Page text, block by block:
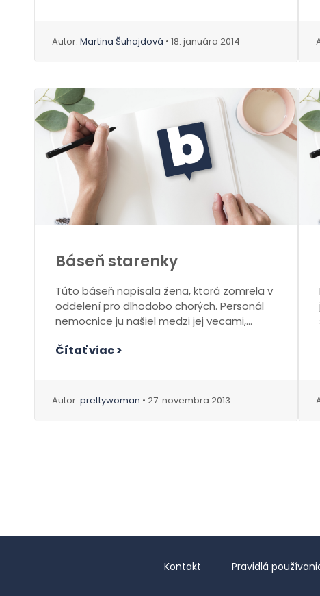
Autor: Martina Šuhajdová • 18. januára 2014
Báseň starenky
Túto báseň napísala žena, ktorá zomrela v
oddelení pro dlhodobo chorých. Personál
nemocnice ju našiel medzi jej vecami,
Čítať viac >
Autor: prettywoman • 27. novembra 2013
Kontakt Pravidlá